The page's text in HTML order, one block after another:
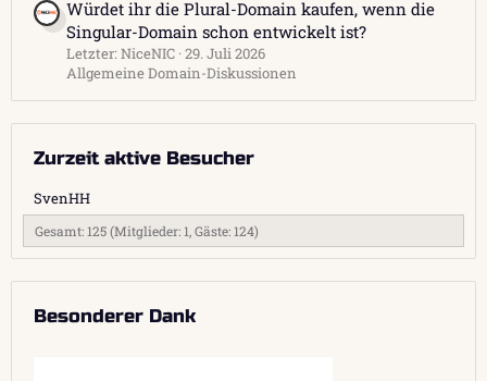
Würdet ihr die Plural-Domain kaufen, wenn die
Singular-Domain schon entwickelt ist?
Letzter: NiceNIC 29. Juli 2026
Allgemeine Domain-Diskussionen
Zurzeit aktive Besucher
SvenHH
Gesamt: 125 (Mitglieder: 1, Gäste: 124)
Besonderer Dank